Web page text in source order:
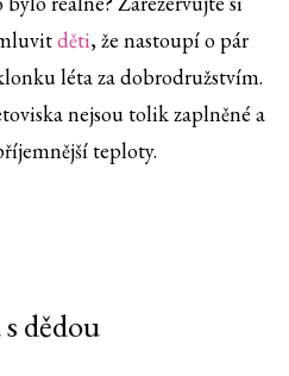
děti, že nastoupí o pár
léta za dobrodružstvím.
nejsou tolik zaplněné a
teploty.
dědou